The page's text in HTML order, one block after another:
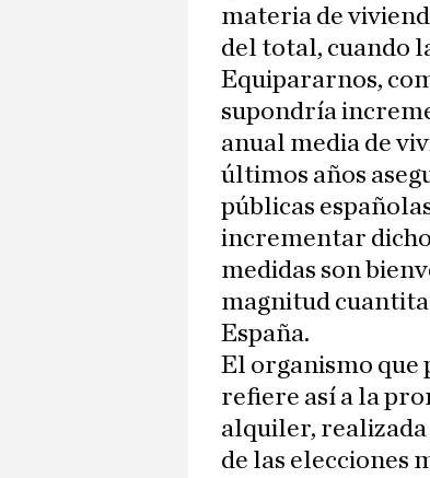
materia de
del total, cuando
Equipararnos,
supondría
anual media de
últimos años
públicas
incrementar
medidas son
magnitud
España.
El organismo que
refiere así a la
alquiler, realizada
de las elecciones